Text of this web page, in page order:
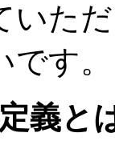
いた
す。
義と